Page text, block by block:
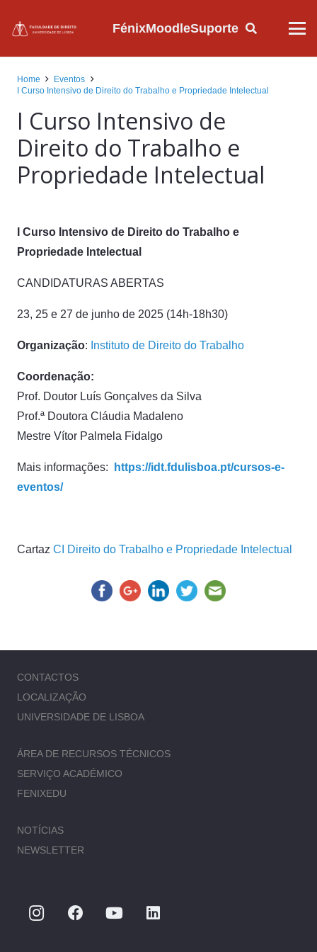
FénixMoodleSuporte
Home
Eventos
I Curso Intensivo de Direito do Trabalho e Propriedade Intelectual
I Curso Intensivo de
Direito do Trabalho e
Propriedade Intelectual
I Curso Intensivo de Direito do Trabalho e
Propriedade Intelectual
CANDIDATURAS ABERTAS
23, 25 e 27 de junho de 2025 (14h-18h30)
Organização: Instituto de Direito do Trabalho
Coordenação:
Prof. Doutor Luís Gonçalves da Silva
Prof.ª Doutora Cláudia Madaleno
Mestre Vítor Palmela Fidalgo
Mais informações:
https://idt.fdulisboa.pt/cursos-e-
eventos/
Cartaz CI Direito do Trabalho e Propriedade Intelectual
CONTACTOS
LOCALIZAÇÃO
UNIVERSIDADE DE LISBOA
ÁREA DE RECURSOS TÉCNICOS
SERVIÇO ACADÉMICO
FENIXEDU
NOTÍCIAS
NEWSLETTER